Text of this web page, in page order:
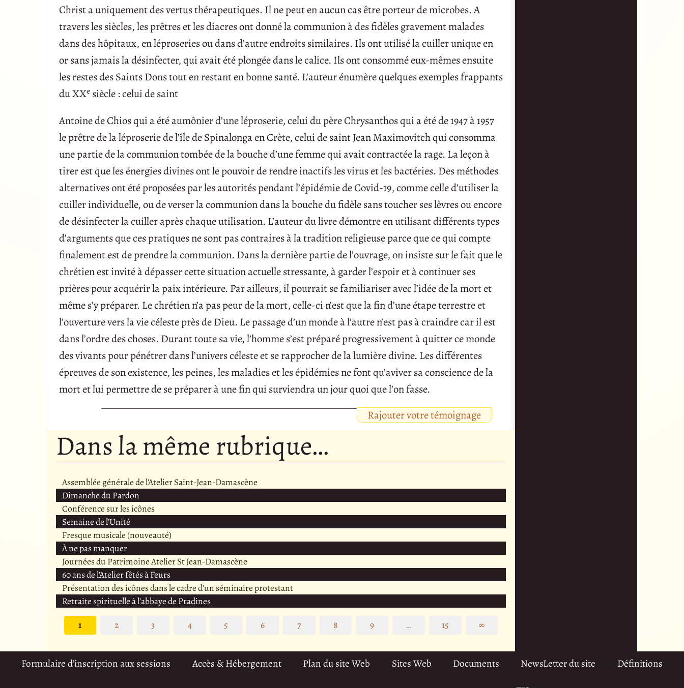
Christ a uniquement des vertus thérapeutiques. Il ne peut en aucun cas être porteur de microbes. A
travers les siècles, les prêtres et les diacres ont donné la communion à des fidèles gravement malades
dans des hôpitaux, en léproseries ou dans d’autre endroits similaires. Ils ont utilisé la cuiller unique en
or sans jamais la désinfecter, qui avait été plongée dans le calice. Ils ont consommé eux-mêmes ensuite
les restes des Saints Dons tout en restant en bonne santé. L’auteur énumère quelques exemples frappants
du XXe siècle : celui de saint
Antoine de Chios qui a été aumônier d’une léproserie, celui du père Chrysanthos qui a été de 1947 à 1957
le prêtre de la léproserie de l’île de Spinalonga en Crète, celui de saint Jean Maximovitch qui consomma
une partie de la communion tombée de la bouche d’une femme qui avait contractée la rage. La leçon à
tirer est que les énergies divines ont le pouvoir de rendre inactifs les virus et les bactéries. Des méthodes
alternatives ont été proposées par les autorités pendant l’épidémie de Covid-19, comme celle d’utiliser la
cuiller individuelle, ou de verser la communion dans la bouche du fidèle sans toucher ses lèvres ou encore
de désinfecter la cuiller après chaque utilisation. L’auteur du livre démontre en utilisant différents types
d’arguments que ces pratiques ne sont pas contraires à la tradition religieuse parce que ce qui compte
finalement est de prendre la communion. Dans la dernière partie de l’ouvrage, on insiste sur le fait que le
chrétien est invité à dépasser cette situation actuelle stressante, à garder l’espoir et à continuer ses
prières pour acquérir la paix intérieure. Par ailleurs, il pourrait se familiariser avec l’idée de la mort et
même s’y préparer. Le chrétien n’a pas peur de la mort, celle-ci n’est que la fin d’une étape terrestre et
l’ouverture vers la vie céleste près de Dieu. Le passage d’un monde à l’autre n’est pas à craindre car il est
dans l’ordre des choses. Durant toute sa vie, l’homme s’est préparé progressivement à quitter ce monde
des vivants pour pénétrer dans l’univers céleste et se rapprocher de la lumière divine. Les différentes
épreuves de son existence, les peines, les maladies et les épidémies ne font qu’aviver sa conscience de la
mort et lui permettre de se préparer à une fin qui surviendra un jour quoi que l’on fasse.
Rajouter votre témoignage
Dans la même rubrique…
Assemblée générale de l’Atelier Saint-Jean-Damascène
Dimanche du Pardon
Conférence sur les icônes
Semaine de l’Unité
Fresque musicale (nouveauté)
À ne pas manquer
Journées du Patrimoine Atelier St Jean-Damascène
60 ans de l’Atelier fêtés à Feurs
Présentation des icônes dans le cadre d’un séminaire protestant
Retraite spirituelle à l’abbaye de Pradines
1
2 3 4 5 6 7 8 9 … 15 ∞
Formulaire d’inscription aux sessions Accès & Hébergement Plan du site Web Sites Web Documents NewsLetter du site Définitions